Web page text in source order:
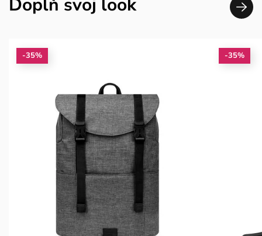
Doplň svoj look
-35% -35%